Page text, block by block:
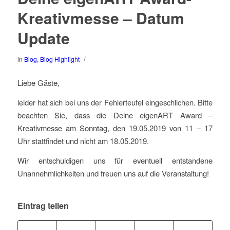
Kreativmesse – Datum
Update
in Blog, Blog Highlight /
Liebe Gäste,
leider hat sich bei uns der Fehlerteufel eingeschlichen. Bitte
beachten Sie, dass die Deine eigenART Award –
Kreativmesse am Sonntag, den 19.05.2019 von 11 – 17
Uhr stattfindet und nicht am 18.05.2019.
Wir entschuldigen uns für eventuell entstandene
Unannehmlichkeiten und freuen uns auf die Veranstaltung!
Eintrag teilen